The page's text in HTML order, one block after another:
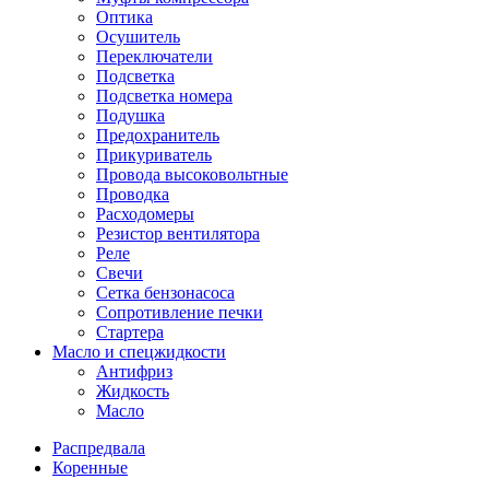
Оптика
Осушитель
Переключатели
Подсветка
Подсветка номера
Подушка
Предохранитель
Прикуриватель
Провода высоковольтные
Проводка
Расходомеры
Резистор вентилятора
Реле
Свечи
Сетка бензонасоса
Сопротивление печки
Стартера
Масло и спецжидкости
Антифриз
Жидкость
Масло
Распредвала
Коренные